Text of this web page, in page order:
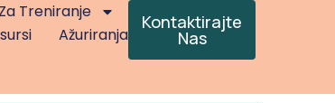
Treniranje
Ažuriranja
Kontaktirajte
Nas